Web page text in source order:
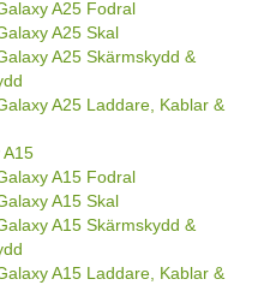
A25 Fodral
A25 Skal
A25 Skärmskydd &
A25 Laddare, Kablar &
A15
A15 Fodral
A15 Skal
A15 Skärmskydd &
A15 Laddare, Kablar &